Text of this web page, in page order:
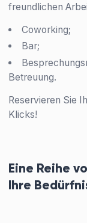
freundlichen
Coworking;
Bar;
Betreuung.
Reservieren Sie
Klicks!
Eine Reihe
Ihre